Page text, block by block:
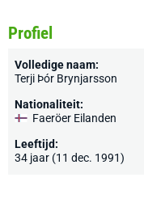
Profiel
Volledige naam:
Terji Þór Brynjarsson
Nationaliteit:
Faeröer Eilanden
Leeftijd:
34 jaar (11 dec. 1991)